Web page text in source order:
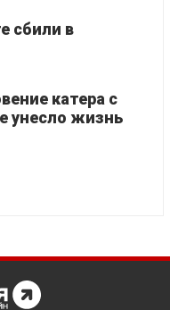
сбили в
катера с
унесло жизнь